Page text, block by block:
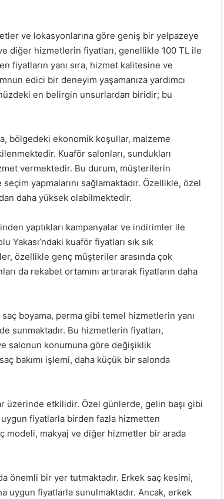
ve lokasyonlarına göre geniş bir yelpazeye
diğer hizmetlerin fiyatları, genellikle 100 TL ile
fiyatların yanı sıra, hizmet kalitesine ve
edici bir deneyim yaşamanıza yardımcı
en belirgin unsurlardan biridir; bu
bölgedeki ekonomik koşullar, malzeme
Kuaför salonları, sundukları
vermektedir. Bu durum, müşterilerin
yapmalarını sağlamaktadır. Özellikle, özel
daha yüksek olabilmektedir.
yaptıkları kampanyalar ve indirimler ile
kuaför fiyatları sık sık
özellikle genç müşteriler arasında çok
da rekabet ortamını artırarak fiyatların daha
boyama, perma gibi temel hizmetlerin yanı
sunmaktadır. Bu hizmetlerin fiyatları,
salonun konumuna göre değişiklik
bakımı işlemi, daha küçük bir salonda
üzerinde etkilidir. Özel günlerde, gelin başı gibi
fiyatlarla birden fazla hizmetten
modeli, makyaj ve diğer hizmetler bir arada
önemli bir yer tutmaktadır. Erkek saç kesimi,
uygun fiyatlarla sunulmaktadır. Ancak, erkek